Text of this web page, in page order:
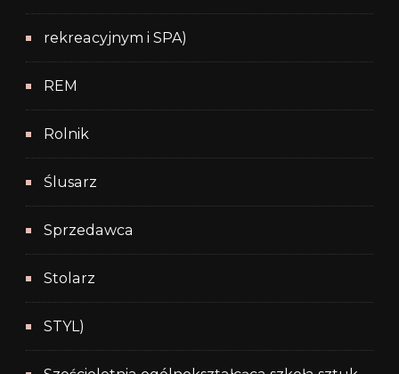
rekreacyjnym i SPA)
REM
Rolnik
Ślusarz
Sprzedawca
Stolarz
STYL)